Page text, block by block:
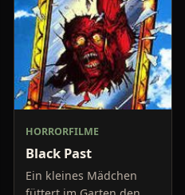
HORRORFILME
Black Past
Ein kleines Mädchen